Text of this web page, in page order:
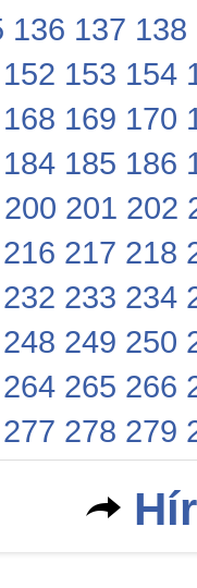
136 137 138
152 153 154
168 169 170
184 185 186
200 201 202
216 217 218
232 233 234
248 249 250
264 265 266
277 278 279